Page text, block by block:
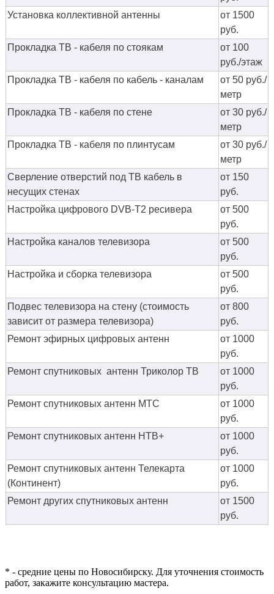
Установка коллективной антенны
от 1500
руб.
Прокладка ТВ - кабеля по стоякам
от 100
руб./этаж
Прокладка ТВ - кабеля по кабель - каналам
от 50 руб./
метр
Прокладка ТВ - кабеля по стене
от 30 руб./
метр
Прокладка ТВ - кабеля по плинтусам
от 30 руб./
метр
Сверление отверстий под ТВ кабель в
несущих стенах
от 150
руб.
Настройка цифрового DVB-T2 ресивера
от 500
руб.
Настройка каналов телевизора
от 500
руб.
Настройка и сборка телевизора
от 500
руб.
Подвес телевизора на стену (стоимость
зависит от размера телевизора)
от 800
руб.
Ремонт эфирных цифровых антенн
от 1000
руб.
Ремонт спутниковых антенн Триколор ТВ
от 1000
руб.
Ремонт спутниковых антенн МТС
от 1000
руб.
Ремонт спутниковых антенн НТВ+
от 1000
руб.
Ремонт спутниковых антенн Телекарта
(Континент)
от 1000
руб.
Ремонт других спутниковых антенн
от 1500
руб.
* - средние цены по Новосибирску. Для уточнения стоимость
работ, закажите консультацию мастера.